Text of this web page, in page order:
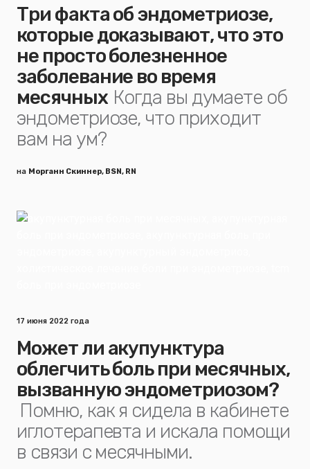
Три факта об эндометриозе,
которые доказывают, что это
не просто болезненное
заболевание во время
месячных Когда вы думаете об
эндометриозе, что приходит
вам на ум?
на Морганн Скиннер, BSN, RN
17 июня 2022 года
Может ли акупунктура
облегчить боль при месячных,
вызванную эндометриозом?
Помню, как я сидела в кабинете
иглотерапевта и искала помощи
в связи с месячными.